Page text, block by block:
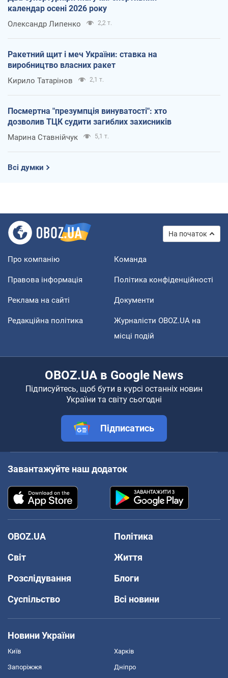
календар осені 2026 року
Олександр Липенко 2,2 т.
Ракетний щит і меч України: ставка на
виробництво власних ракет
Кирило Татарінов 2,1 т.
Посмертна "презумпція винуватості": хто
дозволив ТЦК судити загиблих захисників
Марина Ставнійчук 5,1 т.
Всі думки
На початок
Про компанію Команда
Правова інформація Політика конфіденційності
Реклама на сайті Документи
Редакційна політика
Журналісти OBOZ.UA на
місці подій
OBOZ.UA в Google News
Підписуйтесь, щоб бути в курсі останніх новин
України та світу сьогодні
Підписатись
Завантажуйте наш додаток
OBOZ.UA
Політика
Світ
Життя
Розслідування
Блоги
Суспільство
Всі новини
Новини України
Київ Харків
Запоріжжя Дніпро